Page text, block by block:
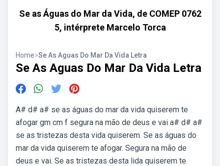
Se as Águas do Mar da Vida, de COMEP 0762
5, intérprete Marcelo Torca
Home>Se As Aguas Do Mar Da Vida Letra
Se As Aguas Do Mar Da Vida Letra
A# d# a# se as águas do mar da vida quiserem te
afogar gm cm f segura na mão de deus e vai a# d# a#
se as tristezas desta vida quiserem. Se as águas do
mar da vida quiserem te afogar. Segura na mão de
deus e vai. Se as tristezas desta lida quiserem te